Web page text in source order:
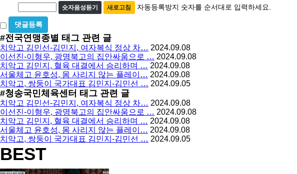
필
수
동
등
록
방
지
숫자음성듣기 새로고침 자동등록방지 숫자를 순서대로 입력하세요.
비
밀
글
사
용
#전국연맹종별 태그 관련 글
치악고 김민선-김민지, 여자복식 정상 차… 2024.09.08
이선진-이형우, 광명북고의 집안싸움으로 … 2024.09.08
치악고 김민지, 혈육 대결에서 승리하며 … 2024.09.08
서울체고 윤호성, 몸 사리지 않는 플레이… 2024.09.08
치악고, 쌍둥이 국가대표 김민지-김민선 … 2024.09.05
#청송국민체육센터 태그 관련 글
치악고 김민선-김민지, 여자복식 정상 차… 2024.09.08
이선진-이형우, 광명북고의 집안싸움으로 … 2024.09.08
치악고 김민지, 혈육 대결에서 승리하며 … 2024.09.08
서울체고 윤호성, 몸 사리지 않는 플레이… 2024.09.08
치악고, 쌍둥이 국가대표 김민지-김민선 … 2024.09.05
BEST